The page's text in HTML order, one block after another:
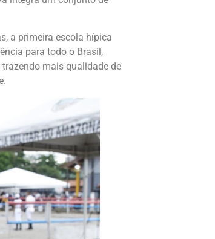
a primeira escola hípica
para todo o Brasil,
mais qualidade de